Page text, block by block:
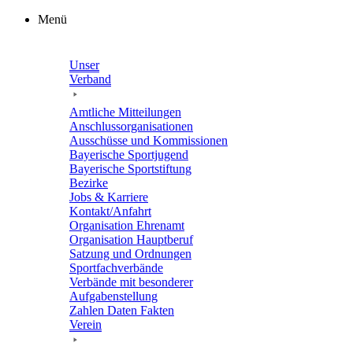
Zum
Menü
Unser
Verband
Amtli­che Mitteilungen
Anschluss­or­ga­ni­sa­tio­nen
Ausschüsse und Kommissionen
Baye­ri­sche Sportjugend
Baye­ri­sche Sportstiftung
Bezirke
Jobs & Karriere
Kontakt/​​Anfahrt
Orga­ni­sa­tion Ehrenamt
Orga­ni­sa­tion Hauptberuf
Satzung und Ordnungen
Sport­fach­ver­bände
Verbände mit beson­de­rer
Aufgabenstellung
Zahlen Daten Fakten
Verein